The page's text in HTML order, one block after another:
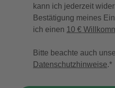
kann ich jederzeit
Bestätigung meines
ich einen 10 €
Bitte beachte auch
Datenschutzhinweise.